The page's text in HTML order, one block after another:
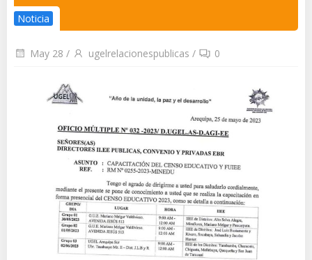
Noticia
May 28 / ugelrelacionespublicas / 0